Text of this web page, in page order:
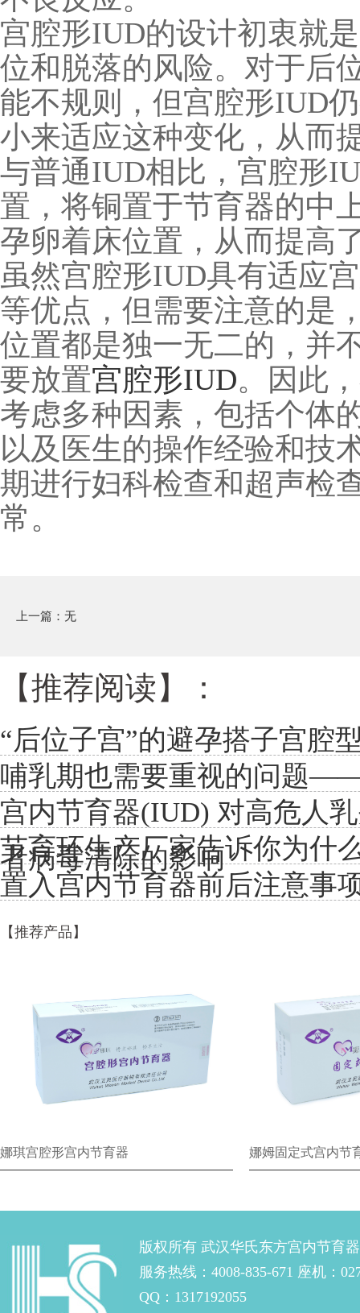
宫腔形IUD的设计初衷就
位和脱落的风险。对于后
能不规则，但宫腔形IUD
小来适应这种变化，从而
与普通IUD相比，宫腔形
置，将铜置于节育器的中
孕卵着床位置，从而提高
虽然宫腔形IUD具有适应
等优点，但需要注意的是
位置都是独一无二的，并
要放置宫腔形IUD。因此
考虑多种因素，包括个体
以及医生的操作经验和技
期进行妇科检查和超声检
常。
上一篇：无
【推荐阅读】：
“后位子宫”的避孕搭子宫腔
哺乳期也需要重视的问题
宫内节育器(IUD) 对高危人
者病毒清除的影响
节育环生产厂家告诉你为什
置入宫内节育器前后注意事
【推荐产品】
娜琪宫腔形宫内节育器 娜姆固定式宫内节
版权所有 武汉华氏东方宫内节育
服务热线：4008-835-671 座机：
QQ：1317192055